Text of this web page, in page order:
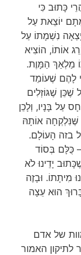
כָּתוּב כִּי
יוֹצֵאת עַל
נִשְׁמָתוֹ עַל
אוֹתוֹ, הוֹצִיא
מַלְאַךְ הַמָּוֶת.
לָהֶם שֶׁעוֹמֵד
שֶׁגּוֹזְלִים
עַל בָּנָיו, וְלָכֵן
שֶּׁנִּלְקְחָה אוֹתָהּ
בזה הָעוֹלָם.
– כֻּלָּם בְּסוֹד
יָדֵינוּ לֹא
מִיתָתוֹ. וּבָזֶה
הוּא עֵצָה
של אדם
האמור